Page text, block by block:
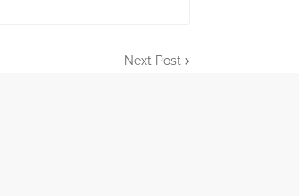
Next Post